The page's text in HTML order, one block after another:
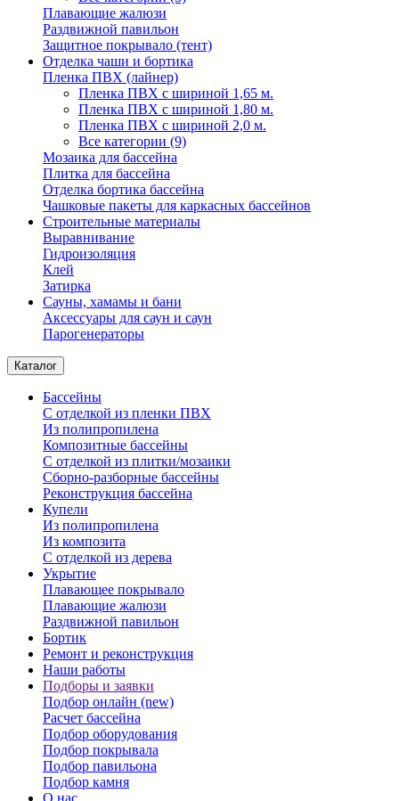
Плавающие жалюзи
Раздвижной павильон
Защитное покрывало (тент)
Отделка чаши и бортика
Пленка ПВХ (лайнер)
Пленка ПВХ с шириной 1,65 м.
Пленка ПВХ с шириной 1,80 м.
Пленка ПВХ с шириной 2,0 м.
Все категории (9)
Мозаика для бассейна
Плитка для бассейна
Отделка бортика бассейна
Чашковые пакеты для каркасных бассейнов
Строительные материалы
Выравнивание
Гидроизоляция
Клей
Затирка
Сауны, хамамы и бани
Аксессуары для саун и саун
Парогенераторы
Каталог
Бассейны
С отделкой из пленки ПВХ
Из полипропилена
Композитные бассейны
С отделкой из плитки/мозаики
Сборно-разборные бассейны
Реконструкция бассейна
Купели
Из полипропилена
Из композита
С отделкой из дерева
Укрытие
Плавающее покрывало
Плавающие жалюзи
Раздвижной павильон
Бортик
Ремонт и реконструкция
Наши работы
Подборы и заявки
Подбор онлайн (new)
Расчет бассейна
Подбор оборудования
Подбор покрывала
Подбор павильона
Подбор камня
О нас